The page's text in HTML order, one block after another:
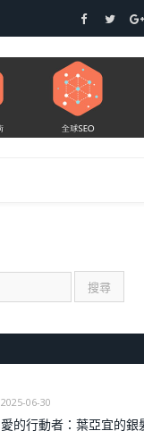
Facebook
Twitter
2025-06-30
愛的行動者：葉亞宜的銀